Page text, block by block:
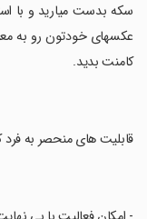
سکه بدست میارید و با
عکسهای خودتون رو به
کامنت بدید.
‏قابلیت های منحصر به فرد